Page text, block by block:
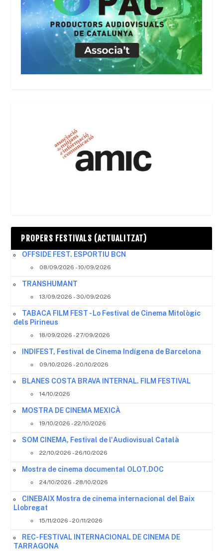
PROPERS FESTIVALS (ACTUALITZAT)
OFFSIDE FEST. ESPORTIU BCN
08/09/2026 - 10/09/2026
TRANSHUMANT
13/09/2026 - 30/09/2026
TABACA FILM FEST - Lo Festival de Cinema Mitològic
dels Pirineus
18/09/2026 - 27/09/2026
INDIFEST, Festival de Cinema Indígena de Barcelona
09/10/2026 - 20/10/2026
BLANES COSTA BRAVA INTERNAL. FILM FESTIVAL
14/10/2026
MOSTRA DE CINEMA MEXICÀ
19/10/2026 - 22/10/2026
SOM CINEMA, Festival de l'Audiovisual Català
22/10/2026 - 26/10/2026
Mostra de cinema documental OLOT.DOC
24/10/2026 - 28/10/2026
CINEBAIX Mostra de cinema internacional del Baix
Llobregat
15/11/2026 - 20/11/2026
REC- FESTIVAL INTERNACIONAL DE CINEMA DE
TARRAGONA